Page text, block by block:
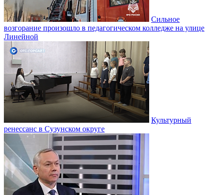
Сильное
возгорание произошло в педагогическом колледже на улице
Линейной
Культурный
ренессанс в Сузунском округе